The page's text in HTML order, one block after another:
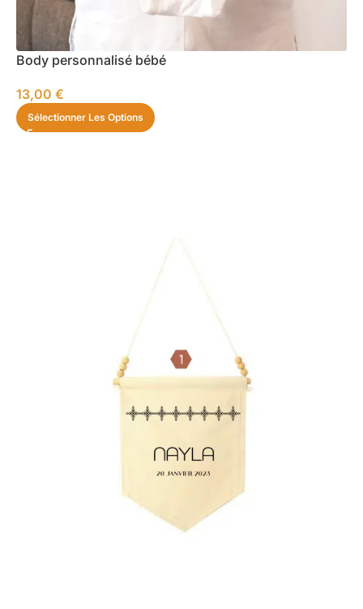
Body personnalisé bébé
13,00 €
Sélectionner Les Options